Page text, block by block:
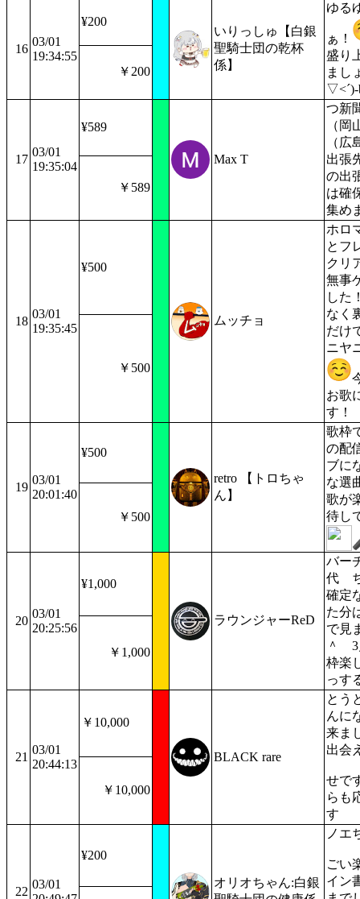
16
03/01
19:34:55
¥200
いりっしゅ【白銀
聖騎士団の乾杯
係】
ゆる
ぁ！
盛り
まし
￥200
17
03/01
19:35:04
¥589
Max T
つ新
（岡
（広
出張
の出
は確
集め
￥589
18
03/01
19:35:45
¥500
ムッチョ
ホロ
とフ
クリ
無事
した
なく
だけ
ニヤ
お歌
す！
￥500
19
03/01
20:01:40
¥500
retro 【トロちゃ
ん】
歌枠
の配
ブに
な選
歌が
待し
￥500
20
03/01
20:25:56
¥1,000
ラウンジャーReD
バー
代
確定
た分
で見
＾ 3
枠楽
っす
￥1,000
21
03/01
20:44:13
￥10,000
BLACK rare
とう
んに
来ま
出会
せで
らも
す
￥10,000
22
03/01
¥200
オリオちゃん:白銀
ノエ
ごい
イン